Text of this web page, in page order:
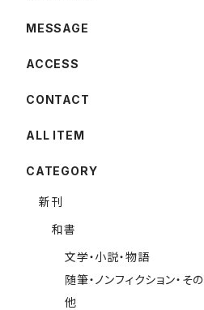
MESSAGE
ACCESS
CONTACT
ALL ITEM
CATEGORY
新刊
和書
文学・小説・物語
随筆・ノンフィクション・その
他